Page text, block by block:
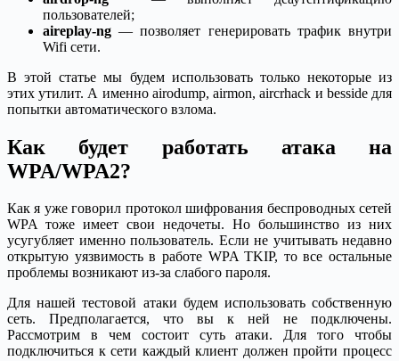
пользователей;
aireplay-ng — позволяет генерировать трафик внутри
Wifi сети.
В этой статье мы будем использовать только некоторые из
этих утилит. А именно airodump, airmon, aircrhack и besside для
попытки автоматического взлома.
Как будет работать атака на
WPA/WPA2?
Как я уже говорил протокол шифрования беспроводных сетей
WPA тоже имеет свои недочеты. Но большинство из них
усугубляет именно пользователь. Если не учитывать недавно
открытую уязвимость в работе WPA TKIP, то все остальные
проблемы возникают из-за слабого пароля.
Для нашей тестовой атаки будем использовать собственную
сеть. Предполагается, что вы к ней не подключены.
Рассмотрим в чем состоит суть атаки. Для того чтобы
подключиться к сети каждый клиент должен пройти процесс